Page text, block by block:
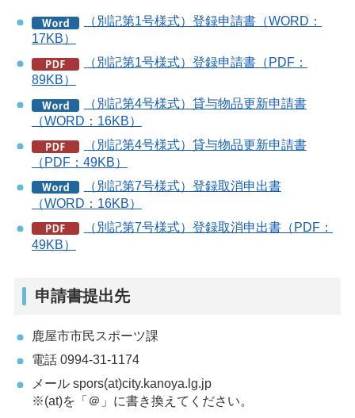
（別記第1号様式）登録申請書（WORD：
17KB）
（別記第1号様式）登録申請書（PDF：
89KB）
（別記第4号様式）貸与物品更新申請書
（WORD：16KB）
（別記第4号様式）貸与物品更新申請書
（PDF：49KB）
（別記第7号様式）登録取消申出書
（WORD：16KB）
（別記第7号様式）登録取消申出書（PDF：
49KB）
申請書提出先
鹿屋市市民スポーツ課
電話 0994-31-1174
メール spors(at)city.kanoya.lg.jp
※(at)を「＠」に書き換えてください。